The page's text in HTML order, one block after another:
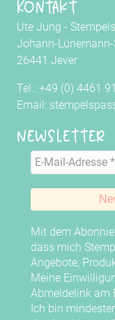
Kontakt
Ute Jung -
Johann-Lünemann-
26441 Jever
Tel.: +49 (0) 4461
Email:
Newsletter
Mit dem
dass mich
Angebote,
Meine
Abmeldelink am
Ich bin